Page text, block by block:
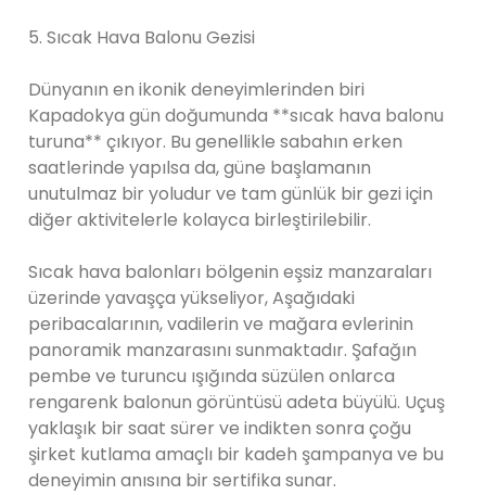
5. Sıcak Hava Balonu Gezisi
Dünyanın en ikonik deneyimlerinden biri
Kapadokya gün doğumunda **sıcak hava balonu
turuna** çıkıyor. Bu genellikle sabahın erken
saatlerinde yapılsa da, güne başlamanın
unutulmaz bir yoludur ve tam günlük bir gezi için
diğer aktivitelerle kolayca birleştirilebilir.
Sıcak hava balonları bölgenin eşsiz manzaraları
üzerinde yavaşça yükseliyor, Aşağıdaki
peribacalarının, vadilerin ve mağara evlerinin
panoramik manzarasını sunmaktadır. Şafağın
pembe ve turuncu ışığında süzülen onlarca
rengarenk balonun görüntüsü adeta büyülü. Uçuş
yaklaşık bir saat sürer ve indikten sonra çoğu
şirket kutlama amaçlı bir kadeh şampanya ve bu
deneyimin anısına bir sertifika sunar.